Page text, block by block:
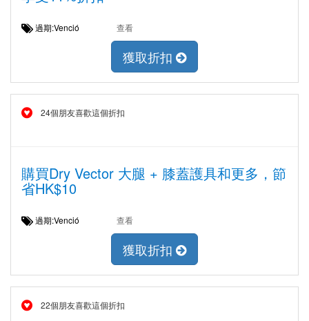
過期:Venció 查看
獲取折扣
24個朋友喜歡這個折扣
購買Dry Vector 大腿 + 膝蓋護具和更多，節
省HK$10
過期:Venció 查看
獲取折扣
22個朋友喜歡這個折扣